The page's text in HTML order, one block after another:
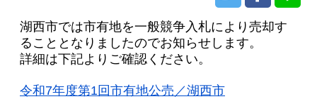
湖西市では市有地を一般競争入札により売却す
ることとなりましたのでお知らせします。
詳細は下記よりご確認ください。
令和7年度第1回市有地公売／湖西市